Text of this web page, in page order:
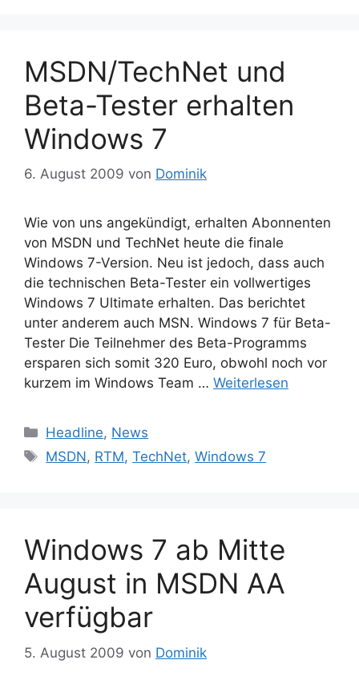
MSDN/TechNet und
Beta-Tester erhalten
Windows 7
6. August 2009 von Dominik
Wie von uns angekündigt, erhalten Abonnenten
von MSDN und TechNet heute die finale
Windows 7-Version. Neu ist jedoch, dass auch
die technischen Beta-Tester ein vollwertiges
Windows 7 Ultimate erhalten. Das berichtet
unter anderem auch MSN. Windows 7 für Beta-
Tester Die Teilnehmer des Beta-Programms
ersparen sich somit 320 Euro, obwohl noch vor
kurzem im Windows Team … Weiterlesen
Kategorien
Headline, News
Schlagwörter
MSDN, RTM,TechNet,Windows 7
Windows 7 ab Mitte
August in MSDN AA
verfügbar
5. August 2009 von Dominik